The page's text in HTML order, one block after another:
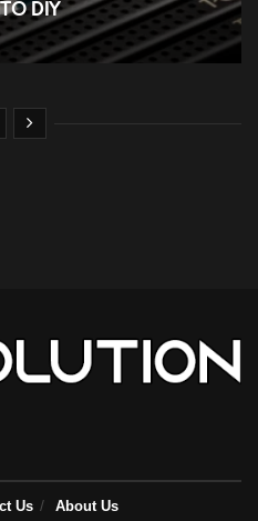
DIY
Us About Us